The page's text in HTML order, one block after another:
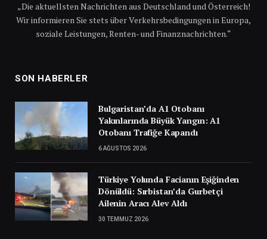
„Die aktuellsten Nachrichten aus Deutschland und Österreich!
Wir informieren Sie stets über Verkehrsbedingungen in Europa,
soziale Leistungen, Renten- und Finanznachrichten.“
SON HABERLER
Bulgaristan’da A1 Otobanı
Yakınlarında Büyük Yangın: A1
Otobanı Trafiğe Kapandı
6 AĞUSTOS 2026
Türkiye Yolunda Facianın Eşiğinden
Dönüldü: Sırbistan’da Gurbetçi
Ailenin Aracı Alev Aldı
30 TEMMUZ 2026